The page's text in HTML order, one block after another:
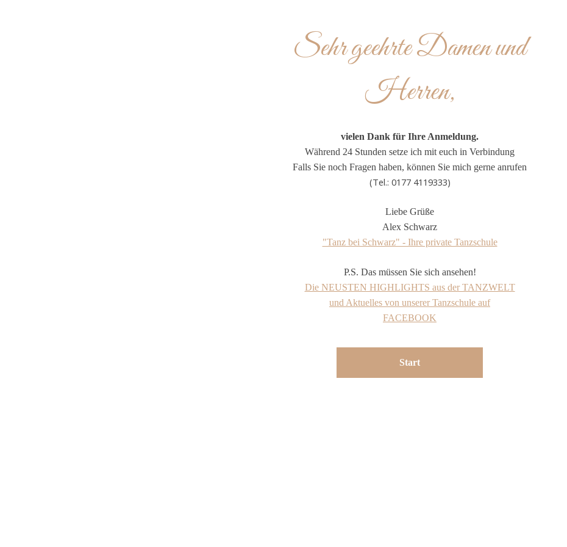
Sehr geehrte Damen und
Herren,
vielen Dank für Ihre Anmeldung.
Während 24 Stunden setze ich mit euch in Verbindung
Falls Sie noch Fragen haben, können Sie mich gerne anrufen
(Tel.: 0177 4119333)
Liebe Grüße
Alex Schwarz
"Tanz bei Schwarz" - Ihre private Tanzschule
P.S. Das müssen Sie sich ansehen!
Die NEUSTEN HIGHLIGHTS aus der TANZWELT
und Aktuelles von unserer Tanzschule auf
FACEBOOK
Start